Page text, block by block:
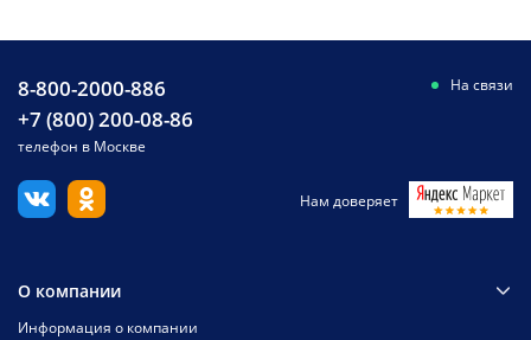
8-800-2000-886
+7 (800) 200-08-86
телефон в Москве
На связи
Нам доверяет
О компании
Информация о компании